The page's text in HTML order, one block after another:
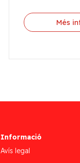
Més
Informació
Avís legal